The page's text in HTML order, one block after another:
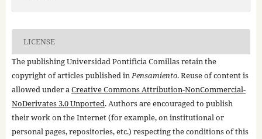
LICENSE
The publishing Universidad Pontificia Comillas retain the
copyright of articles published inPensamiento. Reuse of content is
allowed under aCreative Commons Attribution-NonCommercial-
NoDerivates 3.0 Unported. Authors are encouraged to publish
their work on the Internet (for example, on institutional or
personal pages, repositories, etc.) respecting the conditions of this